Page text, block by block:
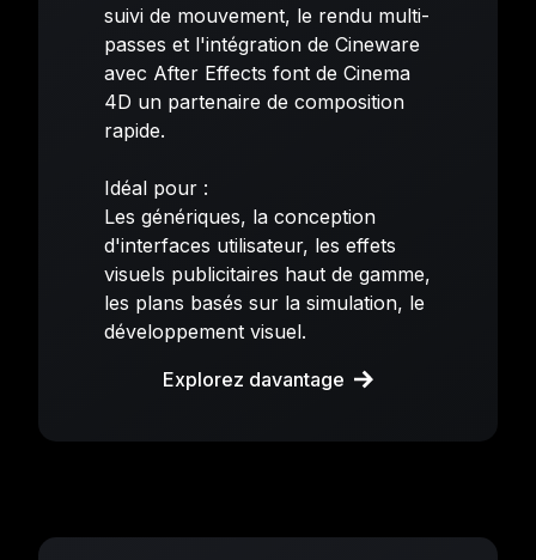
suivi de mouvement, le rendu multi-
passes et l'intégration de Cineware
avec After Effects font de Cinema
4D un partenaire de composition
rapide.
Idéal pour :
Les génériques, la conception
d'interfaces utilisateur, les effets
visuels publicitaires haut de gamme,
les plans basés sur la simulation, le
développement visuel.
Explorez davantage